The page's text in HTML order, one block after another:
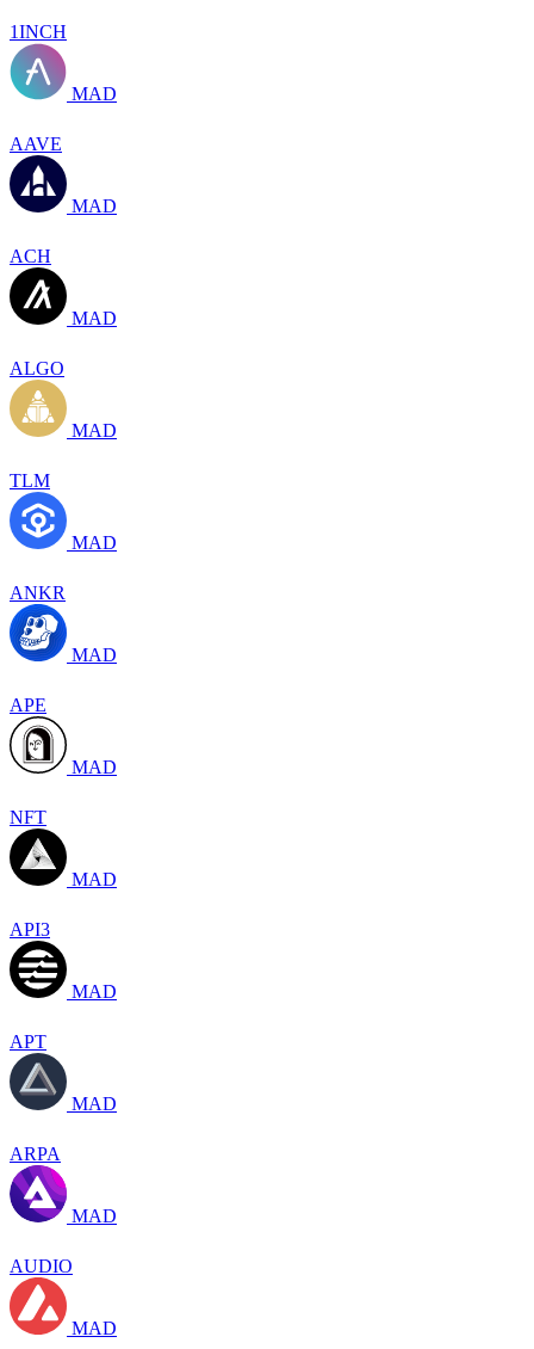
1INCH
MAD
AAVE
MAD
ACH
MAD
ALGO
MAD
TLM
MAD
ANKR
MAD
APE
MAD
NFT
MAD
API3
MAD
APT
MAD
ARPA
MAD
AUDIO
MAD